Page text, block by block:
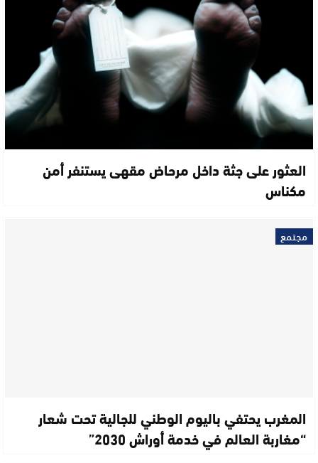
العثور على جثة داخل مرحاض مقهى يستنفر أمن
مكناس
مجتمع
المغرب يحتفي باليوم الوطني للجالية تحت شعار
“مغاربة العالم في خدمة أوراش 2030”